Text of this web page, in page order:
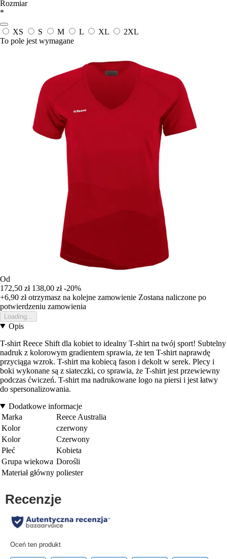
Rozmiar
*
XS S M L XL
2XL
To pole jest wymagane
Od
172,50 zł 138,00 zł -20%
+6,90 złotrzymasz na kolejne zamowienie Zostana naliczone po
potwierdzeniu zamowienia
Loading...
Opis
T-shirt Reece Shift dla kobiet to idealny T-shirt na twój sport! Subtelny
nadruk z kolorowym gradientem sprawia, że ten T-shirt naprawdę
przyciąga wzrok. T-shirt ma kobiecą fason i dekolt w serek. Plecy i
boki wykonane są z siateczki, co sprawia, że T-shirt jest przewiewny
podczas ćwiczeń. T-shirt ma nadrukowane logo na piersi i jest łatwy
do spersonalizowania.
Dodatkowe informacje
Marka
Reece Australia
Kolor
czerwony
Kolor
Czerwony
Płeć
Kobieta
Grupa wiekowa Dorośli
Materiał główny poliester